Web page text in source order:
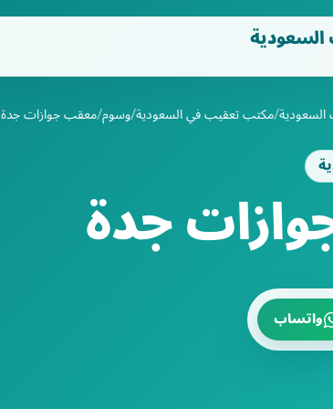
السعودية مكتب تعقيب في السعودية وسوم معقب جوازات جدة
جدة
واتساب